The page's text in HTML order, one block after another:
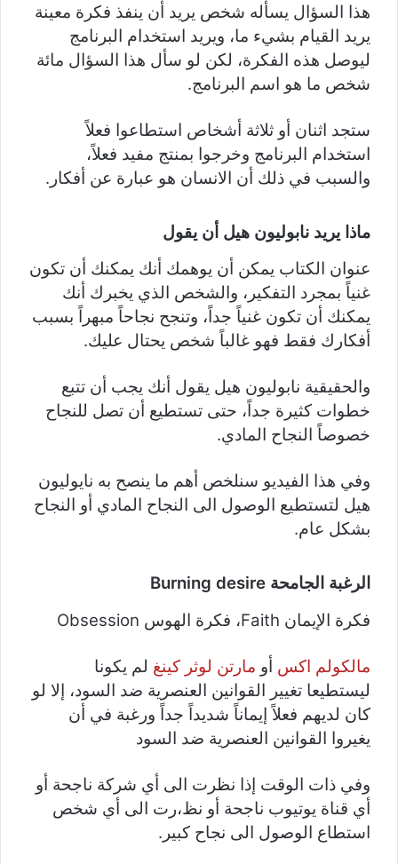
هذا السؤال يسأله شخص يريد أن ينفذ فكرة معينة
يريد القيام بشيء ما، ويريد استخدام البرنامج
ليوصل هذه الفكرة، لكن لو سأل هذا السؤال مائة
شخص ما هو اسم البرنامج.
ستجد اثنان أو ثلاثة أشخاص استطاعوا فعلاً
استخدام البرنامج وخرجوا بمنتج مفيد فعلاً،
والسبب في ذلك أن الانسان هو عبارة عن أفكار.
ماذا يريد نابوليون هيل أن يقول
عنوان الكتاب يمكن أن يوهمك أنك يمكنك أن تكون
غنياً بمجرد التفكير، والشخص الذي يخبرك أنك
يمكنك أن تكون غنياً جداً، وتنجح نجاحاً مبهراً بسبب
أفكارك فقط فهو غالباً شخص يحتال عليك.
والحقيقية نابوليون هيل يقول أنك يجب أن تتبع
خطوات كثيرة جداً، حتى تستطيع أن تصل للنجاح
خصوصاً النجاح المادي.
وفي هذا الفيديو سنلخص أهم ما ينصح به نايوليون
هيل لتستطيع الوصول الى النجاح المادي أو النجاح
بشكل عام.
الرغبة الجامحة Burning desire
فكرة الإيمان Faith، فكرة الهوس Obsession
مالكولم اكس أو مارتن لوثر كينغ لم يكونا
ليستطيعا تغيير القوانين العنصرية ضد السود، إلا لو
كان لديهم فعلاً إيماناً شديداً جداً ورغبة في أن
يغيروا القوانين العنصرية ضد السود
وفي ذات الوقت إذا نظرت الى أي شركة ناجحة أو
أي قناة يوتيوب ناجحة أو نظ،رت الى أي شخص
استطاع الوصول الى نجاح كبير.